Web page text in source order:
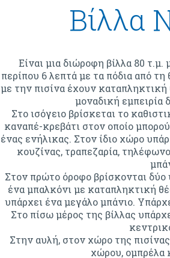
Βίλλα
Είναι μια διώροφη βίλλα 80
περίπου 6 λεπτά με τα πόδια από
με την πισίνα έχουν
μοναδική εμπειρία
Στο ισόγειο βρίσκεται το
καναπέ-κρεβάτι στον οποίο
ένας ενήλικας. Στον ίδιο χώρο
κουζίνας, τραπεζαρία,
Στον πρώτο όροφο βρίσκονται δύο
ένα μπαλκόνι με καταπληκτική
υπάρχει ένα μεγάλο μπάνιο.
Στο πίσω μέρος της βίλλας
Στην αυλή, στον χώρο της
χώρου, ομπρέλα